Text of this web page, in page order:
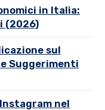
in Italia:
(2026)
sul
Suggerimenti
nel